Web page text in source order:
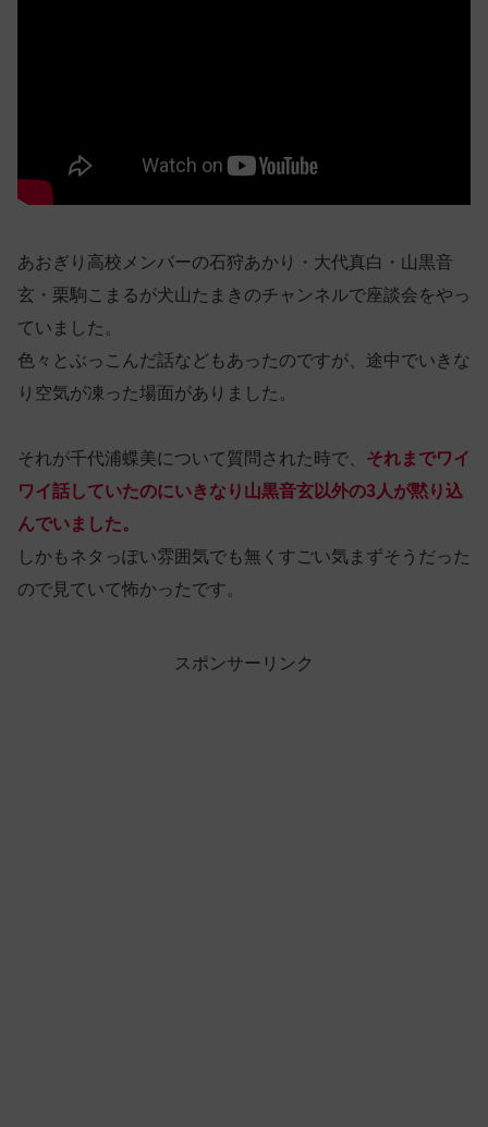
あおぎり高校メンバーの石狩あかり・大代真白・山黒音
玄・栗駒こまるが犬山たまきのチャンネルで座談会をやっ
ていました。
色々とぶっこんだ話などもあったのですが、途中でいきな
り空気が凍った場面がありました。
それが千代浦蝶美について質問された時で、 それまでワイ
ワイ話していたのにいきなり山黒音玄以外の3人が黙り込
んでいました。
しかもネタっぽい雰囲気でも無くすごい気まずそうだった
ので見ていて怖かったです。
スポンサーリンク